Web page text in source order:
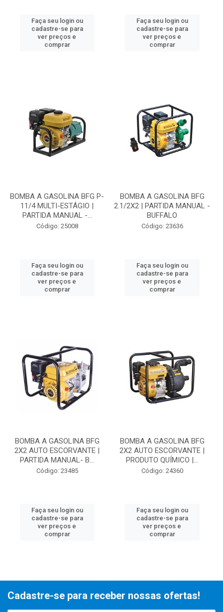
Faça seu login ou
cadastre-se para
ver preços e
comprar
Faça seu login ou
cadastre-se para
ver preços e
comprar
BOMBA A GASOLINA BFG P-
11/4 MULTI-ESTÁGIO |
PARTIDA MANUAL -...
Código: 25008
Faça seu login ou
cadastre-se para
ver preços e
comprar
BOMBA A GASOLINA BFG
2.1/2X2 | PARTIDA MANUAL -
BUFFALO
Código: 23636
Faça seu login ou
cadastre-se para
ver preços e
comprar
BOMBA A GASOLINA BFG
2X2 AUTO ESCORVANTE |
PARTIDA MANUAL- B...
Código: 23485
Faça seu login ou
cadastre-se para
ver preços e
comprar
BOMBA A GASOLINA BFG
2X2 AUTO ESCORVANTE |
PRODUTO QUÍMICO |...
Código: 24360
Faça seu login ou
cadastre-se para
ver preços e
comprar
Cadastre-se para receber nossas ofertas!